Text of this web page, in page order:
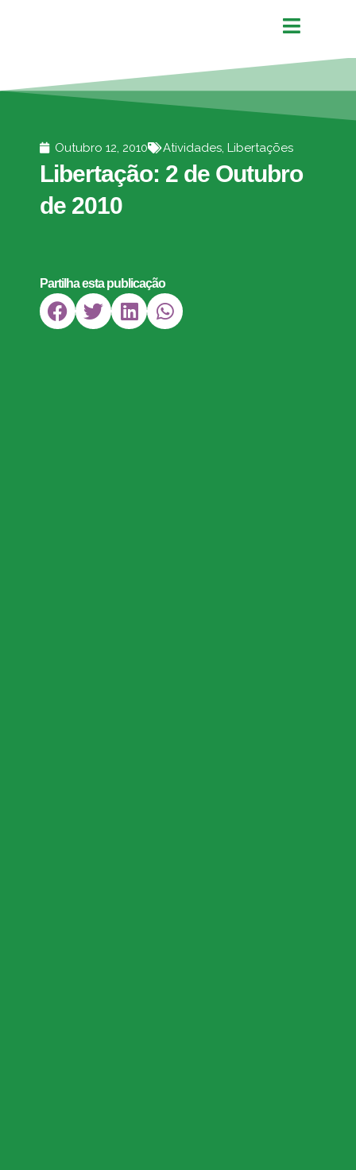
Outubro 12, 2010 Atividades, Libertações
Libertação: 2 de Outubro
de 2010
Partilha esta publicação